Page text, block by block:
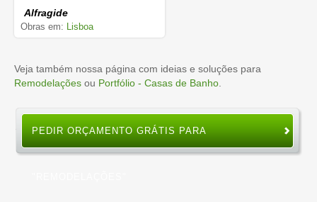
Alfragide
Obras em: Lisboa
Veja também nossa página com ideias e soluções para
Remodelações ou Portfólio - Casas de Banho
PEDIR ORÇAMENTO GRÁTIS PARA